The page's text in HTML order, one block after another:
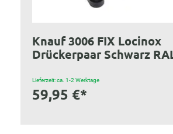
Knauf 3006 FIX Locinox
Drückerpaar Schwarz
Lieferzeit: ca. 1-2 Werktage
59,95 €*